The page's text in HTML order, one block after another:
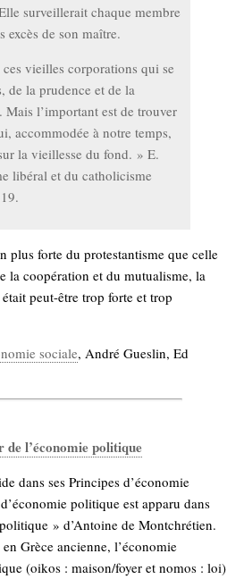
surveillerait chaque membre
excès de son maître.
vieilles corporations qui se
de la prudence et de la
l’important est de trouver
accommodée à notre temps,
la vieillesse du fond. » E.
libéral et du catholicisme
plus forte du protestantisme que celle
la coopération et du mutualisme, la
peut-être trop forte et trop
sociale, André Gueslin, Ed
l’économie politique
dans ses Principes d’économie
politique est apparu dans
» d’Antoine de Montchrétien.
Grèce ancienne, l’économie
(oikos : maison/foyer et nomos : loi)